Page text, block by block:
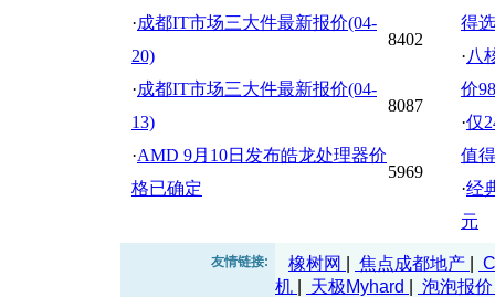
·成都IT市场三大件最新报价(04-
20)
8402
·成都IT市场三大件最新报价(04-
13)
8087
·AMD 9月10日发布皓龙处理器价
格已确定
5969
得
·八
价
·仅
值
·经
元
友情链接: 橡树网 焦点成都地产
机
天极Myhard
泡泡报